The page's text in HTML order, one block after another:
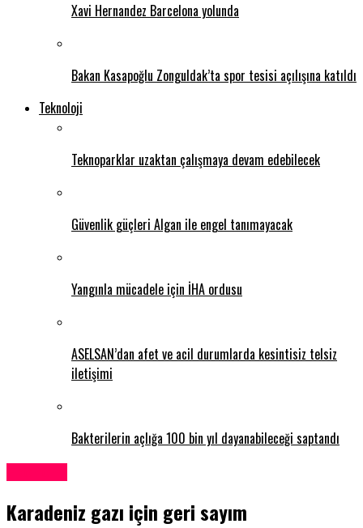
Xavi Hernandez Barcelona yolunda
Bakan Kasapoğlu Zonguldak’ta spor tesisi açılışına katıldı
Teknoloji
Teknoparklar uzaktan çalışmaya devam edebilecek
Güvenlik güçleri Algan ile engel tanımayacak
Yangınla mücadele için İHA ordusu
ASELSAN’dan afet ve acil durumlarda kesintisiz telsiz
iletişimi
Bakterilerin açlığa 100 bin yıl dayanabileceği saptandı
Karadeniz gazı için geri sayım